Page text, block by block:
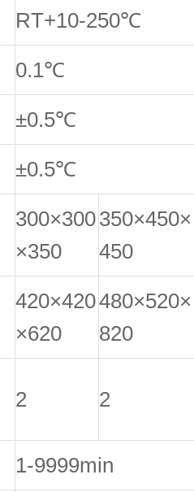
RT+10-250℃
0.1℃
±0.5℃
±0.5℃
300×300
×350
350×450×
450
420×420
×620
480×520×
820
2 2
1-9999min